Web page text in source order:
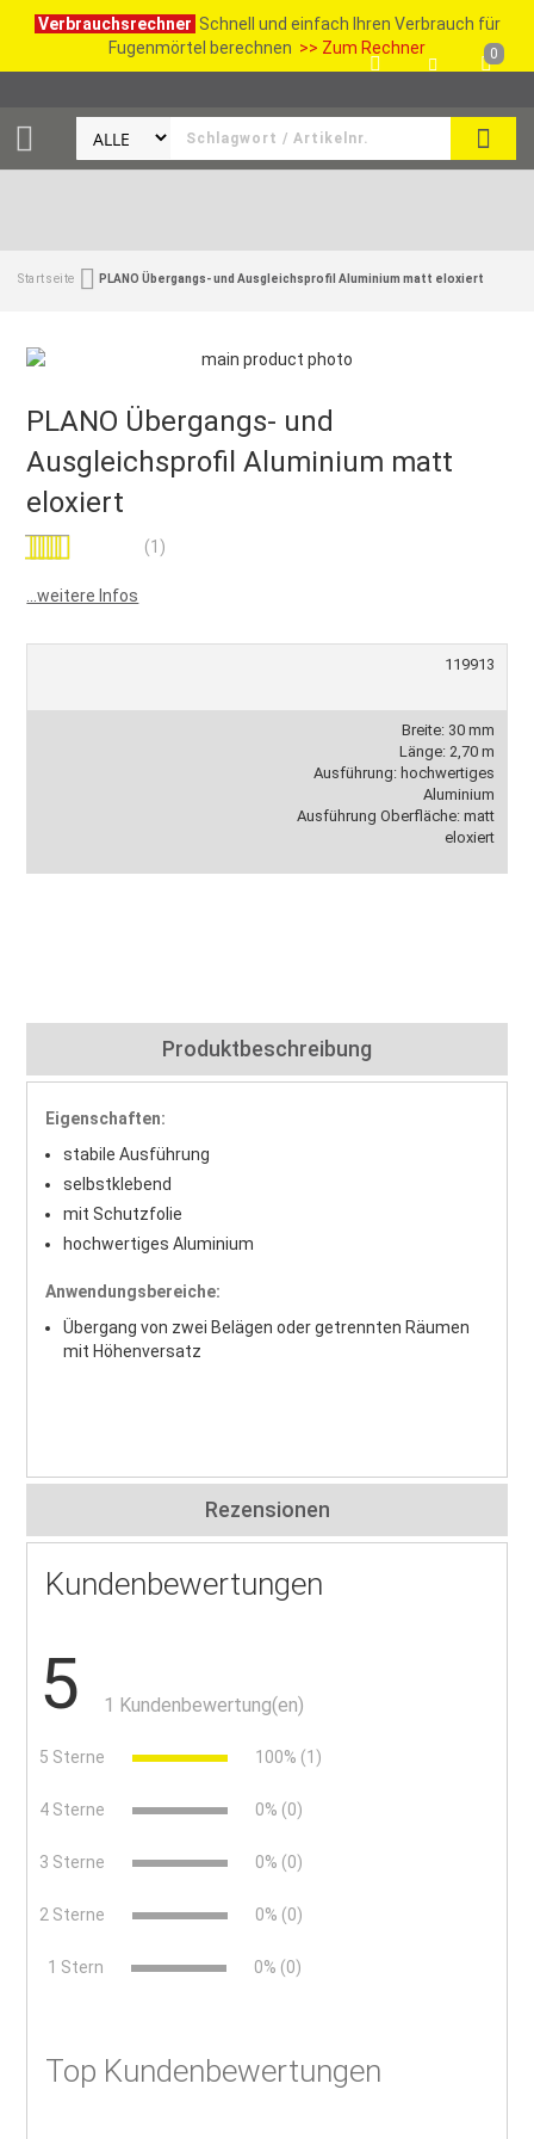
Verbrauchsrechner Schnell und einfach Ihren Verbrauch für
Fugenmörtel berechnen >> Zum Rechner
SUCHE
0
Startseite PLANO Übergangs- und Ausgleichsprofil Aluminium matt eloxiert
PLANO Übergangs- und
Ausgleichsprofil Aluminium matt
eloxiert
(1)
...weitere Infos
119913
Breite: 30 mm
Länge: 2,70 m
Ausführung: hochwertiges
Aluminium
Ausführung Oberfläche: matt
eloxiert
Produktbeschreibung
Eigenschaften:
stabile Ausführung
selbstklebend
mit Schutzfolie
hochwertiges Aluminium
Anwendungsbereiche:
Übergang von zwei Belägen oder getrennten Räumen
mit Höhenversatz
Rezensionen
Kundenbewertungen
5 1 Kundenbewertung(en)
5 Sterne 100% (1)
4 Sterne 0% (0)
3 Sterne 0% (0)
2 Sterne 0% (0)
1 Stern 0% (0)
Top Kundenbewertungen